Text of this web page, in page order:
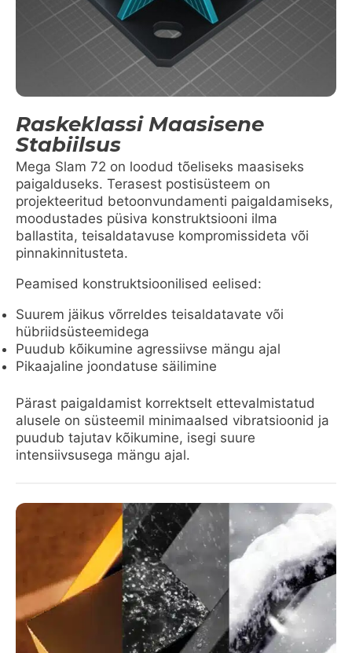
Raskeklassi Maasisene
Stabiilsus
Mega Slam 72 on loodud tõeliseks maasiseks
paigalduseks. Terasest postisüsteem on
projekteeritud betoonvundamenti paigaldamiseks,
moodustades püsiva konstruktsiooni ilma
ballastita, teisaldatavuse kompromissideta või
pinnakinnitusteta.
Peamised konstruktsioonilised eelised:
Suurem jäikus võrreldes teisaldatavate või
hübriidsüsteemidega
Puudub kõikumine agressiivse mängu ajal
Pikaajaline joondatuse säilimine
Pärast paigaldamist korrektselt ettevalmistatud
alusele on süsteemil minimaalsed vibratsioonid ja
puudub tajutav kõikumine, isegi suure
intensiivsusega mängu ajal.